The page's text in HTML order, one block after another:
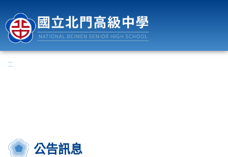
:::
公告訊息